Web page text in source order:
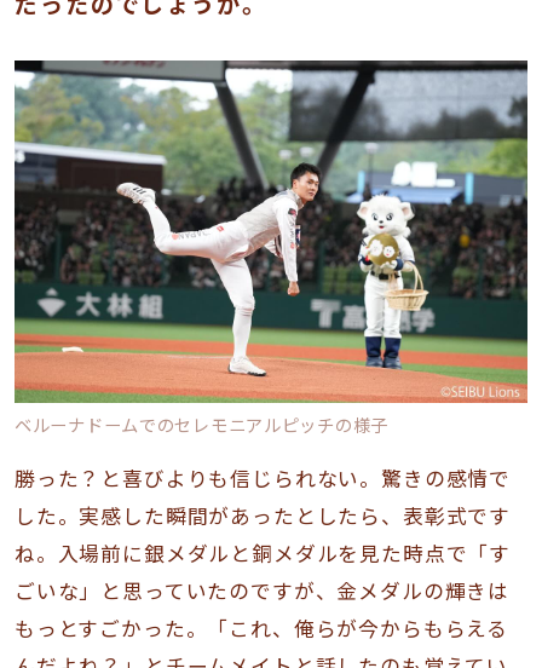
ベルーナドームでのセレモニアルピッチの様子
勝った？と喜びよりも信じられない。驚きの感情で
した。実感した瞬間があったとしたら、表彰式です
ね。入場前に銀メダルと銅メダルを見た時点で「す
ごいな」と思っていたのですが、金メダルの輝きは
もっとすごかった。「これ、俺らが今からもらえる